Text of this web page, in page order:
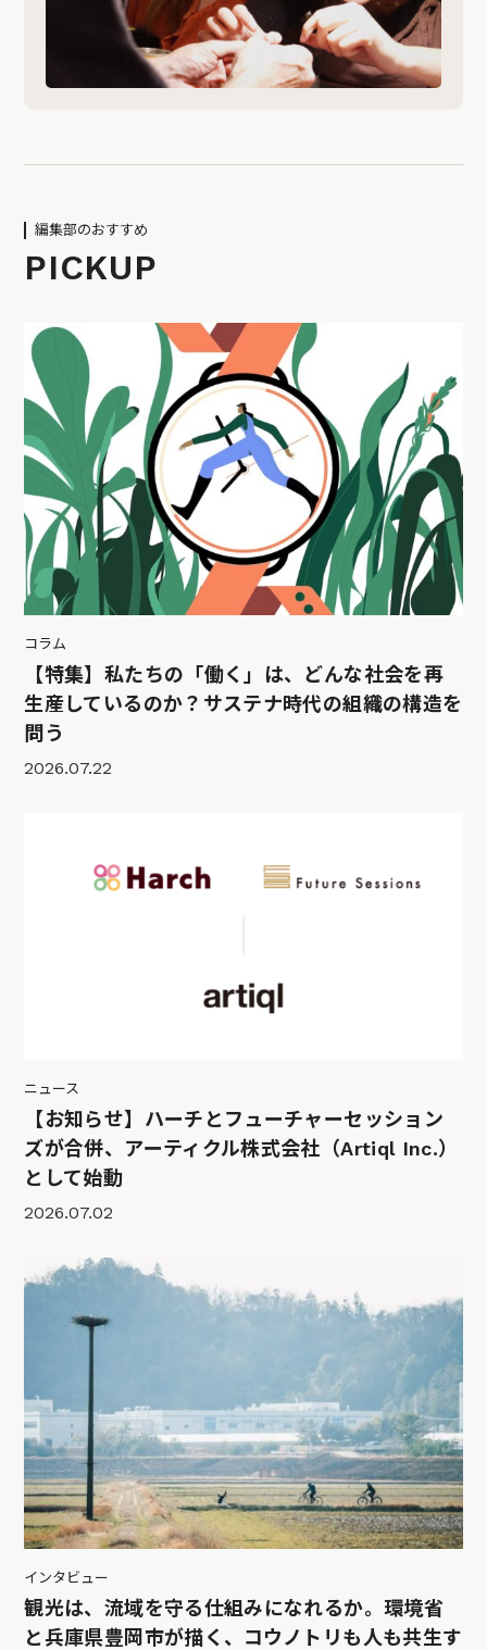
編集部のおすすめ
PICKUP
コラム
【特集】私たちの「働く」は、どんな社会を再
生産しているのか？サステナ時代の組織の構造を
問う
2026.07.22
ニュース
【お知らせ】ハーチとフューチャーセッション
ズが合併、アーティクル株式会社（Artiql Inc.）
として始動
2026.07.02
インタビュー
観光は、流域を守る仕組みになれるか。環境省
と兵庫県豊岡市が描く、コウノトリも人も共生す